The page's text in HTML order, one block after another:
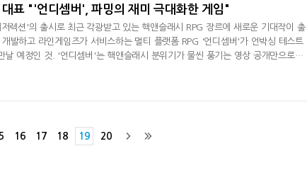
대표 "'언디셈버', 파밍의 재미 극대화한 게임"
렉션'의 출시로 최근 각광받고 있는 핵앤슬래시 RPG 장르에 새로운 기대작이 출
발하고 라인게임즈가 서비스하는 멀티 플랫폼 RPG '언디셈버'가 언박싱 테스트
날 예정인 것. '언디셈버'는 핵앤슬래시 분위기가 물씬 풍기는 영상 공개만으로도
고 있다.니즈게임즈 구인영 대표는 최근 국내 취재진 대상 인터뷰를 통해 "'언디
16 17 18 19 20